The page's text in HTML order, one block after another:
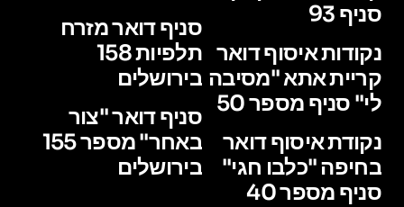
סניף 93
נקודות איסוף דואר
קריית אתא "מסיבה
לי" סניף מספר 50
נקודת איסוף דואר
בחיפה "כלבו חגי"
סניף מספר 40
סניף דואר מזרח
תלפיות 158
בירושלים
סניף דואר "צור
באחר" מספר 155
בירושלים